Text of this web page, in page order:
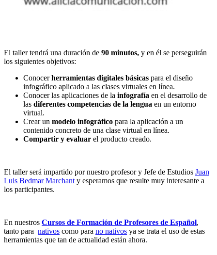
El taller tendrá una duración de 90 minutos, y en él se perseguirán
los siguientes objetivos:
Conocerherramientas digitales básicas para el diseño
infográfico aplicado a las clases virtuales en línea.
Conocer las aplicaciones de la infografía en el desarrollo de
las diferentes competencias de la lengua en un entorno
virtual.
Crear un modelo infográfico para la aplicación a un
contenido concreto de una clase virtual en línea.
Compartir y evaluar el producto creado.
El taller será impartido por nuestro profesor y Jefe de Estudios Juan
Luis Bedmar Marchant y esperamos que resulte muy interesante a
los participantes.
En nuestros Cursos de Formación de Profesores de Español,
tanto para nativos como para no nativos ya se trata el uso de estas
herramientas que tan de actualidad están ahora.